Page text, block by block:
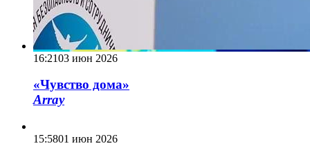
16:2103 июн 2026
«Чувство дома»
Array
15:5801 июн 2026